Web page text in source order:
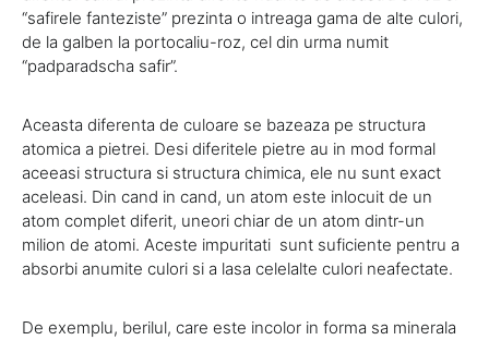
“safirele fanteziste” prezinta o intreaga gama de alte culori,
de la galben la portocaliu-roz, cel din urma numit
“padparadscha safir”.
Aceasta diferenta de culoare se bazeaza pe structura
atomica a pietrei. Desi diferitele pietre au in mod formal
aceeasi structura si structura chimica, ele nu sunt exact
aceleasi. Din cand in cand, un atom este inlocuit de un
atom complet diferit, uneori chiar de un atom dintr-un
milion de atomi. Aceste impuritati sunt suficiente pentru a
absorbi anumite culori si a lasa celelalte culori neafectate.
De exemplu, berilul, care este incolor in forma sa minerala